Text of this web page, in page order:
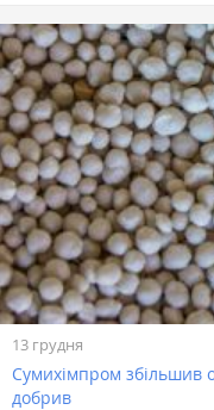
13 грудня
Сумихімпром збільшив
добрив